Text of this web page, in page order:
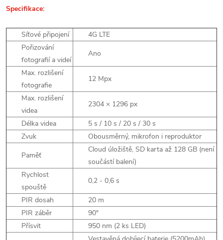
Specifikace:
Síťové připojení
4G LTE
Pořizování
fotografií a videí
Ano
Max. rozlišení
fotografie
12 Mpx
Max. rozlišení
videa
2304 × 1296 px
Délka videa
5 s / 10 s / 20 s / 30 s
Zvuk
Obousměrný, mikrofon i reproduktor
Paměť
Cloud úložiště, SD karta až 128 GB (není
součástí balení)
Rychlost
spouště
0,2 - 0,6 s
PIR dosah
20 m
PIR záběr
90°
Přísvit
950 nm (2 ks LED)